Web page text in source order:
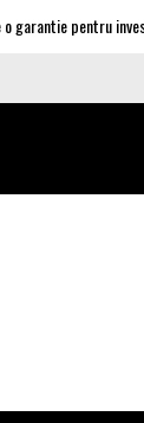
pentru investitori